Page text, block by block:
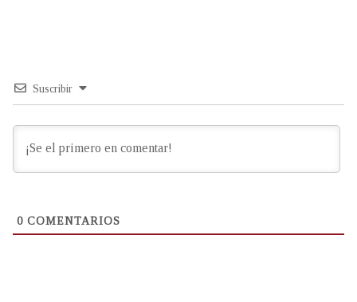
Suscribir
0 COMENTARIOS